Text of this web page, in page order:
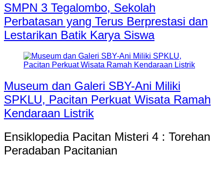
SMPN 3 Tegalombo, Sekolah
Perbatasan yang Terus Berprestasi dan
Lestarikan Batik Karya Siswa
Museum dan Galeri SBY-Ani Miliki
SPKLU, Pacitan Perkuat Wisata Ramah
Kendaraan Listrik
Ensiklopedia Pacitan Misteri 4 : Torehan
Peradaban Pacitanian